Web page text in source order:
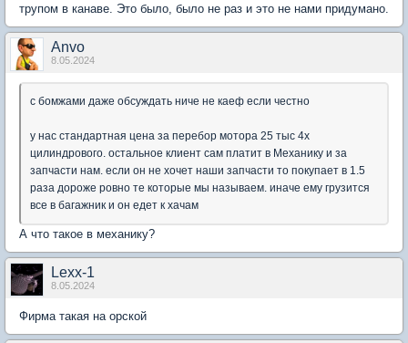
трупом в канаве. Это было, было не раз и это не нами придумано.
Anvo
8.05.2024
с бомжами даже обсуждать ниче не каеф если честно
у нас стандартная цена за перебор мотора 25 тыс 4х
цилиндрового. остальное клиент сам платит в Механику и за
запчасти нам. если он не хочет наши запчасти то покупает в 1.5
раза дороже ровно те которые мы называем. иначе ему грузится
все в багажник и он едет к хачам
А что такое в механику?
Lexx-1
8.05.2024
Фирма такая на орской